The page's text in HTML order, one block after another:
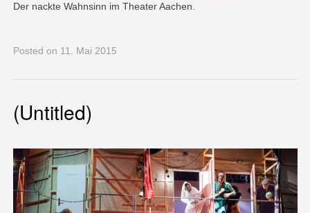
Der nackte Wahnsinn im Theater Aachen.
Posted on 11. Mai 2015
(Untitled)